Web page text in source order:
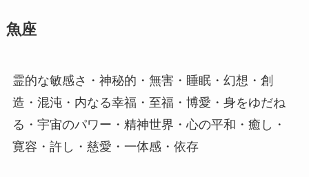
魚座
霊的な敏感さ・神秘的・無害・睡眠・幻想・創
造・混沌・内なる幸福・至福・博愛・身をゆだね
る・宇宙のパワー・精神世界・心の平和・癒し・
寛容・許し・慈愛・一体感・依存